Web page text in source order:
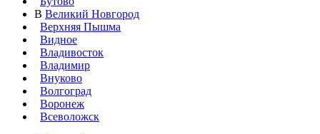
В Великий Новгород
Верхняя Пышма
Видное
Владивосток
Владимир
Внуково
Волгоград
Воронеж
Всеволожск